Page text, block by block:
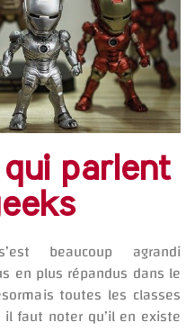
parlent
beaucoup agrandi
en plus répandus dans le
toutes les classes
faut noter qu’il en existe